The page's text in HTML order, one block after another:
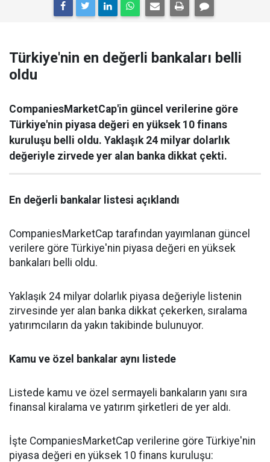
Türkiye'nin en değerli bankaları belli
oldu
CompaniesMarketCap'in güncel verilerine göre
Türkiye'nin piyasa değeri en yüksek 10 finans
kuruluşu belli oldu. Yaklaşık 24 milyar dolarlık
değeriyle zirvede yer alan banka dikkat çekti.
En değerli bankalar listesi açıklandı
CompaniesMarketCap tarafından yayımlanan güncel
verilere göre Türkiye'nin piyasa değeri en yüksek
bankaları belli oldu.
Yaklaşık 24 milyar dolarlık piyasa değeriyle listenin
zirvesinde yer alan banka dikkat çekerken, sıralama
yatırımcıların da yakın takibinde bulunuyor.
Kamu ve özel bankalar aynı listede
Listede kamu ve özel sermayeli bankaların yanı sıra
finansal kiralama ve yatırım şirketleri de yer aldı.
İşte CompaniesMarketCap verilerine göre Türkiye'nin
piyasa değeri en yüksek 10 finans kuruluşu: